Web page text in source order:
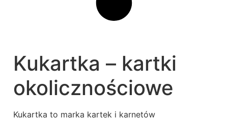
Kukartka – kartki
okolicznościowe
Kukartka to marka kartek i karnetów